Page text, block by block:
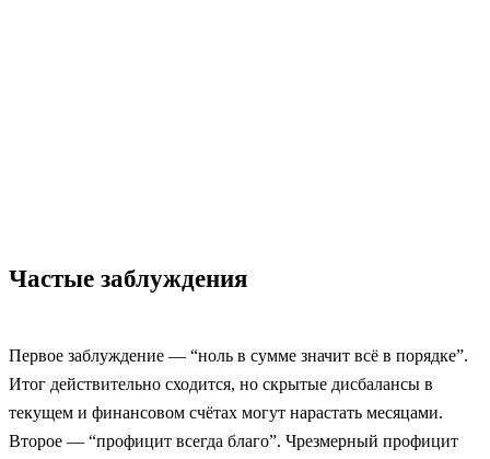
Частые заблуждения
Первое заблуждение — “ноль в сумме значит всё в порядке”.
Итог действительно сходится, но скрытые дисбалансы в
текущем и финансовом счётах могут нарастать месяцами.
Второе — “профицит всегда благо”. Чрезмерный профицит